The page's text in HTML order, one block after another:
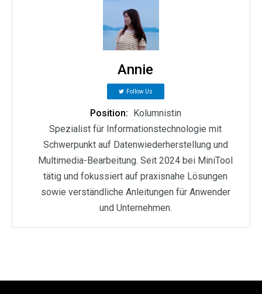
Annie
Follow Us
Position: Kolumnistin
Spezialist für Informationstechnologie mit
Schwerpunkt auf Datenwiederherstellung und
Multimedia-Bearbeitung. Seit 2024 bei MiniTool
tätig und fokussiert auf praxisnahe Lösungen
sowie verständliche Anleitungen für Anwender
und Unternehmen.